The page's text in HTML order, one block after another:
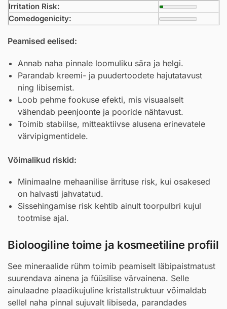
Irritation Risk:
Comedogenicity:
Peamised eelised:
Annab naha pinnale loomuliku sära ja helgi.
Parandab kreemi- ja puudertoodete hajutatavust
ning libisemist.
Loob pehme fookuse efekti, mis visuaalselt
vähendab peenjoonte ja pooride nähtavust.
Toimib stabiilse, mitteaktiivse alusena erinevatele
värvipigmentidele.
Võimalikud riskid:
Minimaalne mehaanilise ärrituse risk, kui osakesed
on halvasti jahvatatud.
Sissehingamise risk kehtib ainult toorpulbri kujul
tootmise ajal.
Bioloogiline toime ja kosmeetiline profiil
See mineraalide rühm toimib peamiselt läbipaistmatust
suurendava ainena ja füüsilise värvainena. Selle
ainulaadne plaadikujuline kristallstruktuur võimaldab
sellel naha pinnal sujuvalt libiseda, parandades